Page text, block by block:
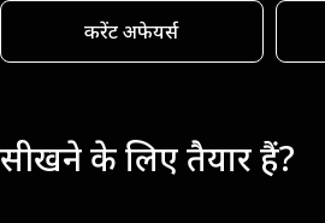
करेंट अफेयर्स
सीखने के लिए तैयार हैं?